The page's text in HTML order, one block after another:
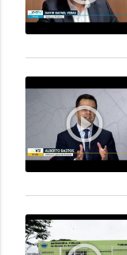
play_circle_outline